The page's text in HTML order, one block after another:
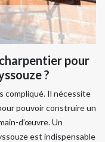
pour
?
compliqué. Il nécessite
pouvoir construire un
d’œuvre. Un
est indispensable